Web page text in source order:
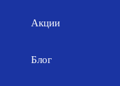
Акции
Блог